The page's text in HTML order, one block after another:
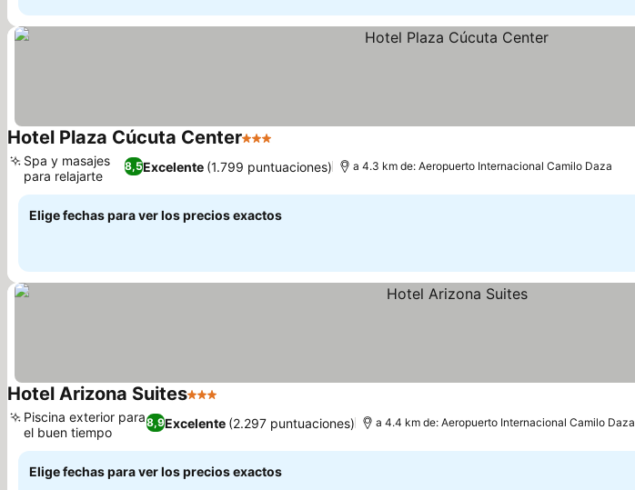
Hotel Plaza Cúcuta Center3 Estrellas
8,5Excelente (1.799 puntuaciones)
Spa y masajes
para relajarte
a 4.3 km de: Aeropuerto Internacional Camilo Daza
Elige fechas para ver los precios exactos
Hotel Arizona Suites3 Estrellas
8,9Excelente (2.297 puntuaciones)
Piscina exterior para
el buen tiempo
a 4.4 km de: Aeropuerto Internacional Camilo Daza
Elige fechas para ver los precios exactos